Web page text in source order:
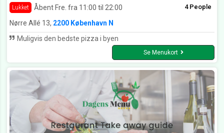
Lukket Åbent Fre. fra 11:00 til 22:00 4 People
Nørre Allé 13, 2200 København N
Muligvis den bedste pizza i byen
Se Menukort